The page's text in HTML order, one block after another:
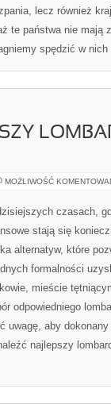
lecz również
te państwa nie mają
spędzić w
MOŻLIWOŚĆ
czasach,
stają się
alternatyw, które
formalności
mieście
odpowiedniego
aby dokonany
najlepszy